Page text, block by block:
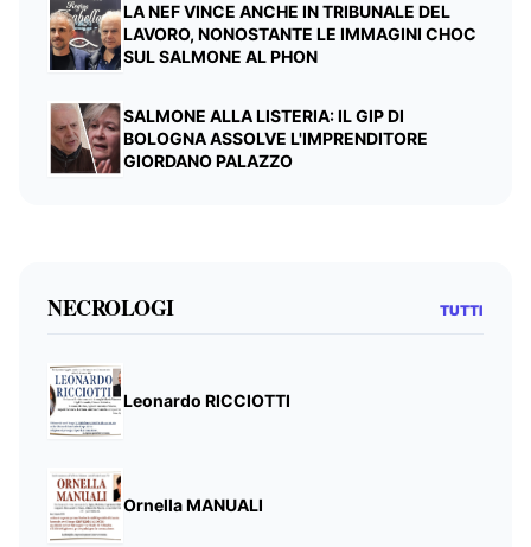
LA NEF VINCE ANCHE IN TRIBUNALE DEL
LAVORO, NONOSTANTE LE IMMAGINI CHOC
SUL SALMONE AL PHON
SALMONE ALLA LISTERIA: IL GIP DI
BOLOGNA ASSOLVE L'IMPRENDITORE
GIORDANO PALAZZO
NECROLOGI TUTTI
Leonardo RICCIOTTI
Ornella MANUALI